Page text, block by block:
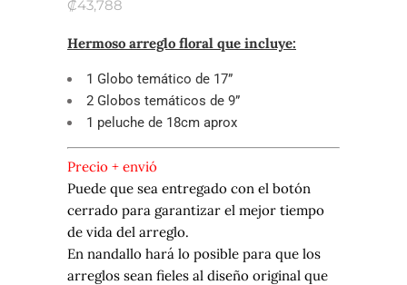
₡43,788
Hermoso arreglo floral que incluye:
1 Globo temático de 17”
2 Globos temáticos de 9”
1 peluche de 18cm aprox
Precio + envió
Puede que sea entregado con el botón
cerrado para garantizar el mejor tiempo
de vida del arreglo.
En nandallo hará lo posible para que los
arreglos sean fieles al diseño original que